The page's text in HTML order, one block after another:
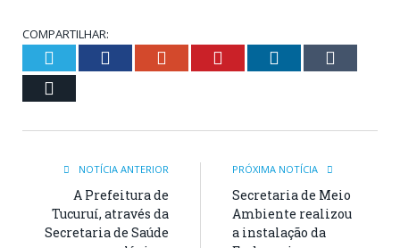
COMPARTILHAR:
Twitter Facebook Google+ Pinterest LinkedIn
NOTÍCIA ANTERIOR
A Prefeitura de
Tucuruí, através da
Secretaria de Saúde
PRÓXIMA NOTÍCIA
Secretaria de Meio
Ambiente realizou
a instalação da